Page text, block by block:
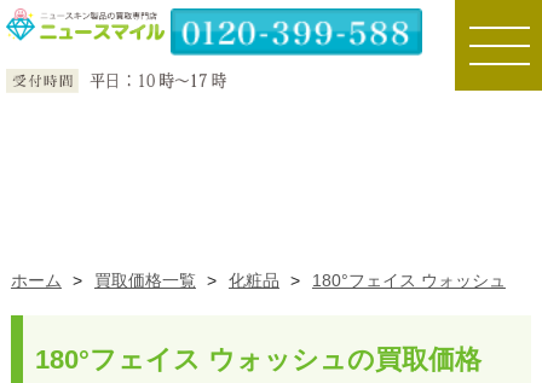
toggle
ホーム > 買取価格一覧 > 化粧品 > 180°フェイス ウォッシュ
180°フェイス ウォッシュの買取価格